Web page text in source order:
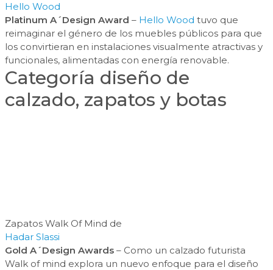
Hello Wood
Platinum A´Design Award – Hello Wood tuvo que
reimaginar el género de los muebles públicos para que
los convirtieran en instalaciones visualmente atractivas y
funcionales, alimentadas con energía renovable.
Categoría diseño de
calzado, zapatos y botas
Zapatos Walk Of Mind de
Hadar Slassi
Gold A´Design Awards – Como un calzado futurista
Walk of mind explora un nuevo enfoque para el diseño